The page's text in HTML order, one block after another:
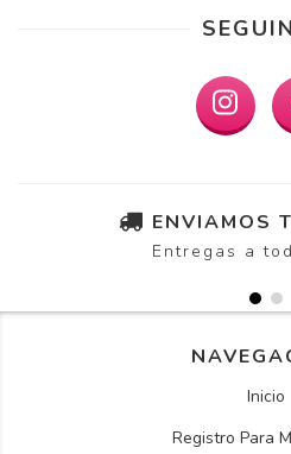
ENVIAMOS
Entregas a
Inicio
Registro Para